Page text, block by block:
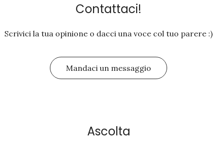
Contattaci!
Scrivici la tua opinione o dacci una voce col tuo parere :)
Mandaci un messaggio
Ascolta